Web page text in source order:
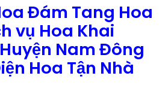
Đám Tang Hoa
vụ Hoa Khai
Nam Đông
Hoa Tận Nhà